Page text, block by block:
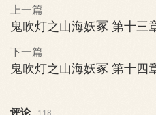
上一篇
鬼吹灯之山海妖冢 第十三
下一篇
鬼吹灯之山海妖冢 第十四
评论 118